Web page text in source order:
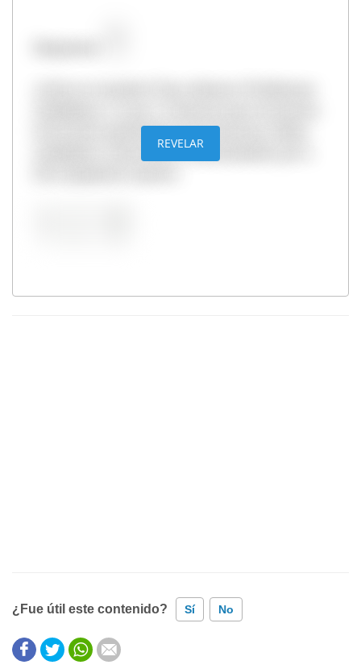
la fracción equivalente que buscamos, debes
multiplicar numerador y denominador por 6.
REVELAR
¿Fue útil este contenido? Sí No
Este contenido contiene información incorrecta